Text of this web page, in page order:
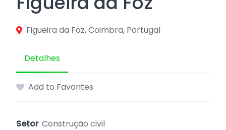
Figueira da Foz, Coimbra, Portugal
Detalhes
Add to Favorites
Setor: Construção civil